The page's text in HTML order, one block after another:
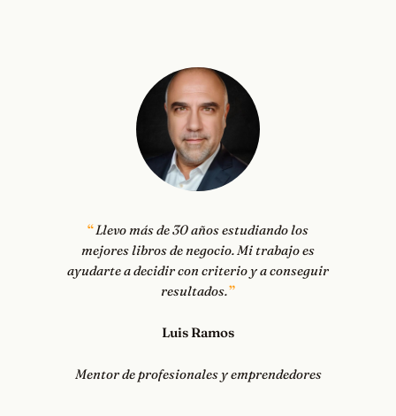
Llevo más de 30 años estudiando los
mejores libros de negocio. Mi trabajo es
ayudarte a decidir con criterio y a conseguir
resultados.
Luis Ramos
Mentor de profesionales y emprendedores